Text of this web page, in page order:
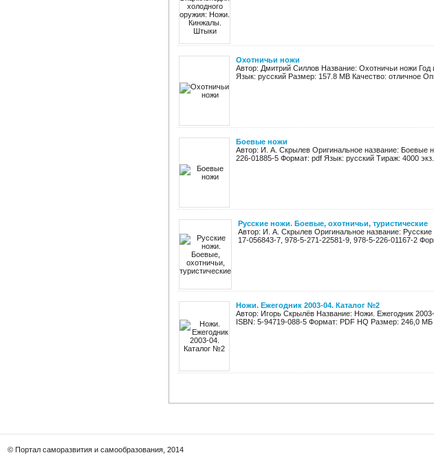
Охотничьи ножи
Автор: Дмитрий Силлов Название: Охотничьи ножи
Язык: русский Размер: 157.8 MB Качество: отличное
Боевые ножи
Автор: И. А. Скрылев Оригинальное название: Боевые
226-01885-5 Формат: pdf Язык: русский Тираж: 4000
Русские ножи. Боевые, охотничьи, туристические
Автор: И. А. Скрылев Оригинальное название:
17-056843-7, 978-5-271-22581-9, 978-5-226-01167-2
Ножи. Ежегодник 2003-04. Каталог №2
Автор: Игорь Скрылёв Название: Ножи. Ежегодник
ISBN: 5-94719-088-5 Формат: PDF HQ Размер: 246,0
© Портал саморазвития и самообразования, 2014